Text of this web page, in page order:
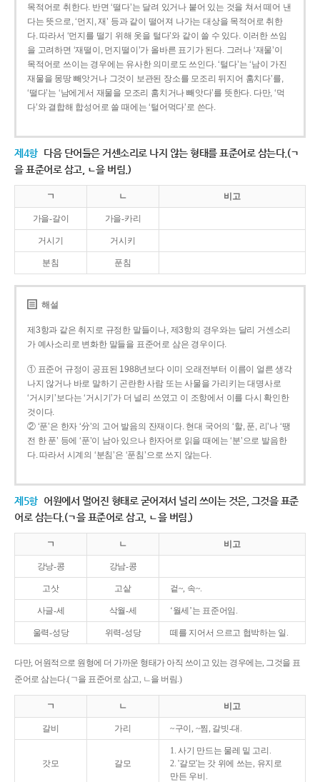
목적어로 취한다. 반면 ‘떨다’는 달려 있거나 붙어 있는 것을 쳐서 떼어 낸
다는 뜻으로, ‘먼지, 재’ 등과 같이 떨어져 나가는 대상을 목적어로 취한
다. 따라서 ‘먼지를 떨기 위해 옷을 털다’와 같이 쓸 수 있다. 이러한 쓰임
을 고려하면 ‘재떨이, 먼지떨이’가 올바른 표기가 된다. 그러나 ‘재물’이
목적어로 쓰이는 경우에는 유사한 의미로도 쓰인다. ‘털다’는 ‘남이 가진
재물을 몽땅 빼앗거나 그것이 보관된 장소를 모조리 뒤지어 훔치다’를,
‘떨다’는 ‘남에게서 재물을 모조리 훔치거나 빼앗다’를 뜻한다. 다만, ‘먹
다’와 결합해 합성어로 쓸 때에는 ‘털어먹다’로 쓴다.
제4항 다음 단어들은 거센소리로 나지 않는 형태를 표준어로 삼는다.(ㄱ
을 표준어로 삼고, ㄴ을 버림.)
ㄱ ㄴ 비고
가을-갈이 가을-카리
거시기 거시키
분침 푼침
해설
제3항과 같은 취지로 규정한 말들이나, 제3항의 경우와는 달리 거센소리
가 예사소리로 변화한 말들을 표준어로 삼은 경우이다.
① 표준어 규정이 공표된 1988년보다 이미 오래전부터 이름이 얼른 생각
나지 않거나 바로 말하기 곤란한 사람 또는 사물을 가리키는 대명사로
‘거시키’보다는 ‘거시기’가 더 널리 쓰였고 이 조항에서 이를 다시 확인한
것이다.
② ‘푼’은 한자 ‘分’의 고어 발음의 잔재이다. 현대 국어의 ‘할, 푼, 리’나 ‘땡
전 한 푼’ 등에 ‘푼’이 남아 있으나 한자어로 읽을 때에는 ‘분’으로 발음한
다. 따라서 시계의 ‘분침’은 ‘푼침’으로 쓰지 않는다.
제5항 어원에서 멀어진 형태로 굳어져서 널리 쓰이는 것은, 그것을 표준
어로 삼는다.(ㄱ을 표준어로 삼고, ㄴ을 버림.)
ㄱ ㄴ 비고
강낭-콩 강남-콩
고삿 고샅 겉~, 속~.
사글-세 삭월-세 ‘월세’는 표준어임.
울력-성당 위력-성당 떼를 지어서 으르고 협박하는 일.
다만, 어원적으로 원형에 더 가까운 형태가 아직 쓰이고 있는 경우에는, 그것을 표
준어로 삼는다.(ㄱ을 표준어로 삼고, ㄴ을 버림.)
ㄱ ㄴ 비고
갈비 가리 ~구이, ~찜, 갈빗-대.
갓모 갈모
1. 사기 만드는 물레 밑 고리.
2. '갈모'는 갓 위에 쓰는, 유지로
만든 우비.